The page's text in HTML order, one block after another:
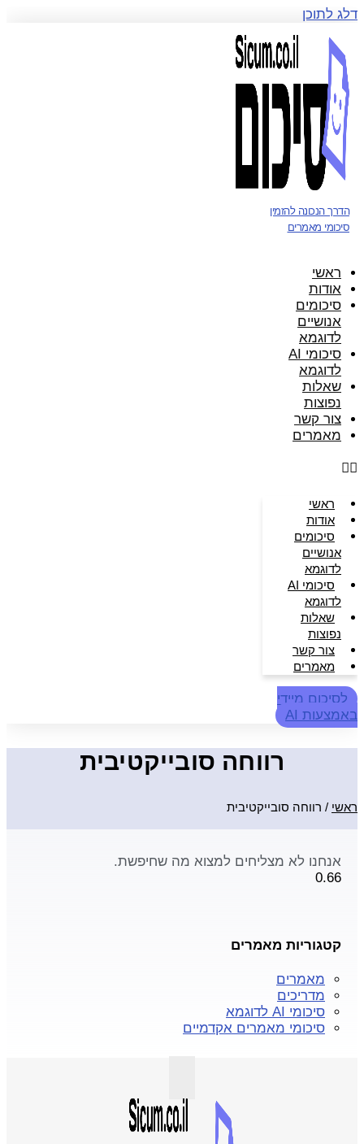
דלג לתוכן
הדרך הנכונה להזמין
סיכומי מאמרים
ראשי
אודות
סיכומים
אנושיים
לדוגמא
סיכומי AI
לדוגמא
שאלות
נפוצות
צור קשר
מאמרים
ראשי
אודות
סיכומים
אנושיים
לדוגמא
סיכומי AI
לדוגמא
שאלות
נפוצות
צור קשר
מאמרים
לסיכום מיידי
באמצעות AI
רווחה סובייקטיבית
ראשי / רווחה סובייקטיבית
אנחנו לא מצליחים למצוא מה שחיפשת.
קטגוריות מאמרים
מאמרים
מדריכים
סיכומי AI לדוגמא
סיכומי מאמרים אקדמיים